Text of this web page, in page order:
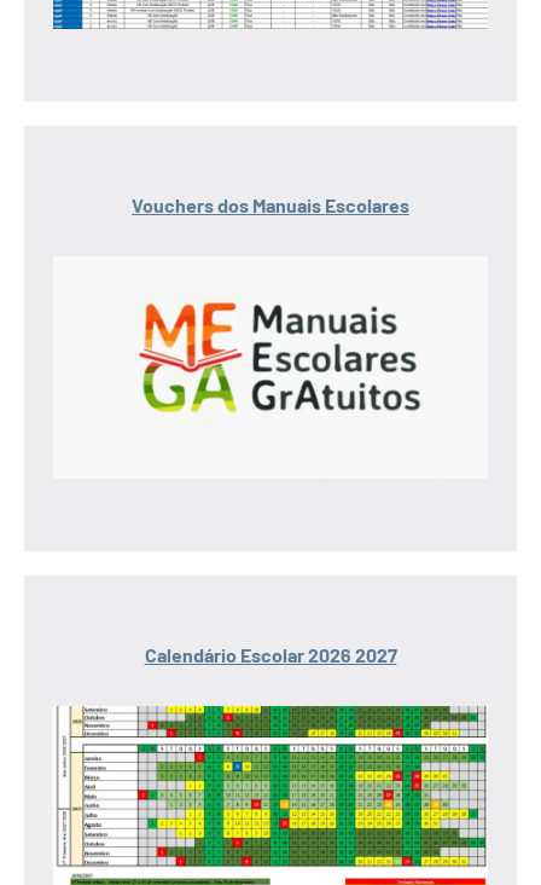
Vouchers dos Manuais Escolares
Calendário Escolar 2026 2027